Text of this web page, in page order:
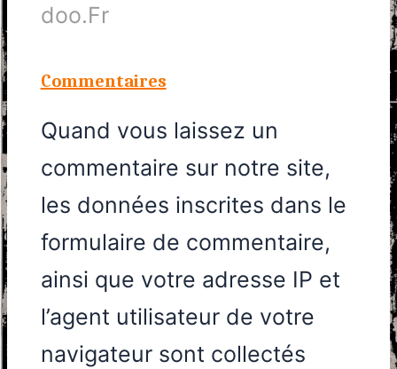
doo.Fr
Commentaires
Quand vous laissez un
commentaire sur notre site,
les données inscrites dans le
formulaire de commentaire,
ainsi que votre adresse IP et
l’agent utilisateur de votre
navigateur sont collectés